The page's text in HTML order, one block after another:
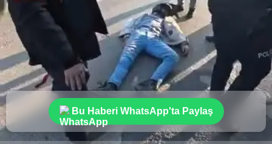
Bu Haberi WhatsApp'ta Paylaş